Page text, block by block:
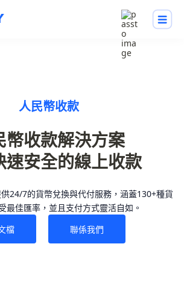
人民幣收款
速安全的線上收款
24/7的貨幣兌換與代付服務，涵蓋130+種貨
最佳匯率，並且支付方式靈活自如。
檔
聯係我們